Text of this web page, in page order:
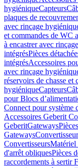
hygiéniqueCapteurs
plaques de
avec rinçage
et commandes de WC
à encastrer avec
intégrésPièces
intégrésAccessoires
avec rinçage
réservoirs de chasse
hygiéniqueCapteurs
pour Blocs
Connect pour système
Accessoires Geberit
GeberitGateways
Gateways
ConvertisseursMatériel
d'arrêt obliquesPièces
raccordements à sertir